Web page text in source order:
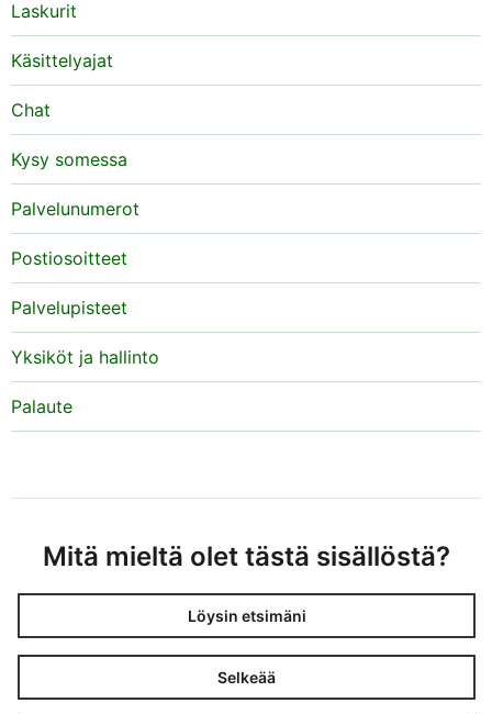
Laskurit
Käsittelyajat
Chat
Kysy somessa
Palvelunumerot
Postiosoitteet
Palvelupisteet
Yksiköt ja hallinto
Palaute
Mitä mieltä olet tästä sisällöstä?
Löysin etsimäni
Selkeää